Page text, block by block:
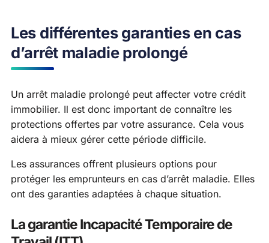
Les différentes garanties en cas
d’arrêt maladie prolongé
Un arrêt maladie prolongé peut affecter votre crédit
immobilier. Il est donc important de connaître les
protections offertes par votre assurance. Cela vous
aidera à mieux gérer cette période difficile.
Les assurances offrent plusieurs options pour
protéger les emprunteurs en cas d’arrêt maladie. Elles
ont des garanties adaptées à chaque situation.
La garantie Incapacité Temporaire de